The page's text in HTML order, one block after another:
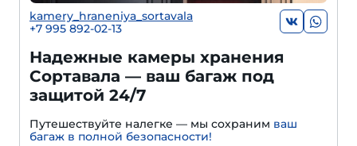
kamery_hraneniya_sortavala
+7 995 892-02-13
Надежные камеры хранения
Сортавала — ваш багаж под
защитой 24/7
Путешествуйте налегке — мы сохраним ваш
багаж в полной безопасности!